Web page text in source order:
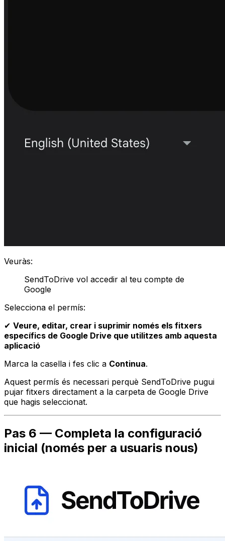
Veuràs:
SendToDrive vol accedir al teu compte de
Google
Selecciona el permís:
✔ Veure, editar, crear i suprimir només els fitxers
específics de Google Drive que utilitzes amb aquesta
aplicació
Marca la casella i fes clic a Continua.
Aquest permís és necessari perquè SendToDrive pugui
pujar fitxers directament a la carpeta de Google Drive
que hagis seleccionat.
Pas 6 — Completa la configuració
inicial (només per a usuaris nous)